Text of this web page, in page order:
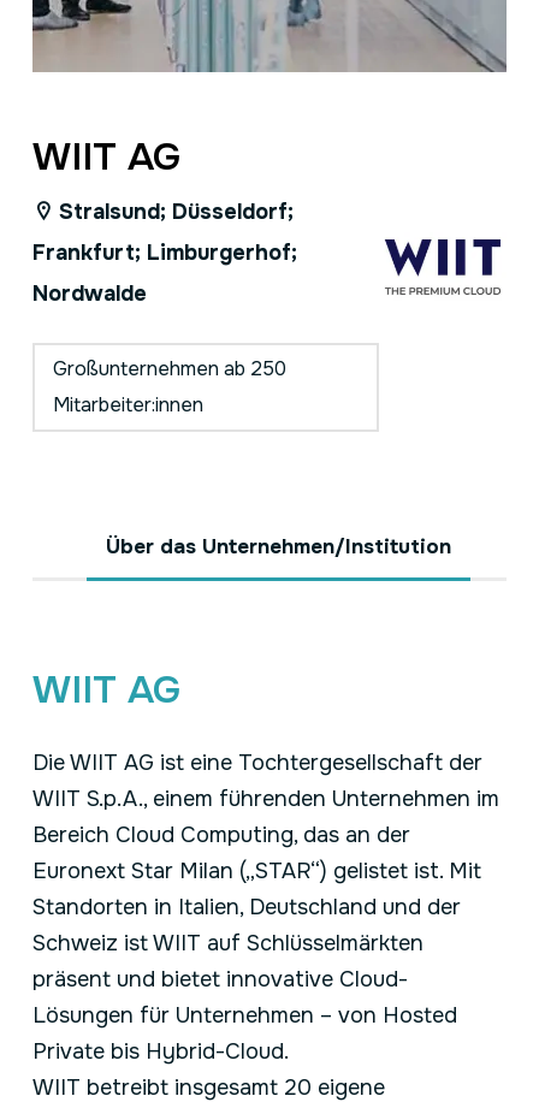
WIIT AG
Stralsund; Düsseldorf;
Frankfurt; Limburgerhof;
Nordwalde
Großunternehmen ab 250
Mitarbeiter:innen
Über das Unternehmen/Institution
WIIT AG
Die WIIT AG ist eine Tochtergesellschaft der
WIIT S.p.A., einem führenden Unternehmen im
Bereich Cloud Computing, das an der
Euronext Star Milan („STAR“) gelistet ist. Mit
Standorten in Italien, Deutschland und der
Schweiz ist WIIT auf Schlüsselmärkten
präsent und bietet innovative Cloud-
Lösungen für Unternehmen – von Hosted
Private bis Hybrid-Cloud.
WIIT betreibt insgesamt 20 eigene